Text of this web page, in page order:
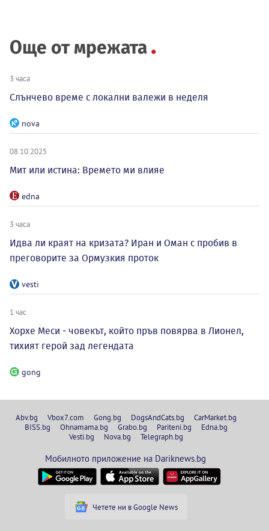
Още от мрежата
3 часа
Слънчево време с локални валежи в неделя
nova
08.10.2025
Мит или истина: Времето ми влияе
edna
3 часа
Идва ли краят на кризата? Иран и Оман с пробив в
преговорите за Ормузкия проток
vesti
1 час
Хорхе Меси - човекът, който пръв повярва в Лионел,
тихият герой зад легендата
gong
Abv.bg Vbox7.com Gong.bg DogsAndCats.bg
CarMarket.bg
BISS.bg
Ohnamama.bg Grabo.bg Pariteni.bg
Edna.bg
Vesti.bg
Nova.bg Telegraph.bg
Мобилното приложение на Dariknews.bg
Четете ни в Google News